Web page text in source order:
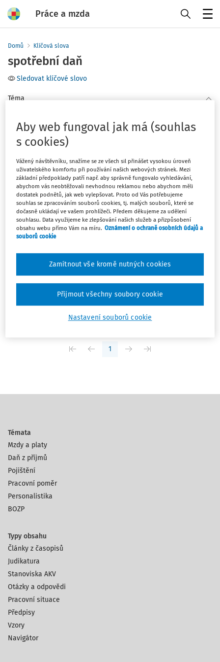
Práce a mzda
Domů Klíčová slova
spotřební daň
Sledovat klíčové slovo
Téma
Filtr
Počet vyhledaných dokumentů:1
Řadit podle:
Nejnovější
Nejstarší
ČLÁNKY
Nařízení vlády č. 347/2019 Sb., o minimální mzdě S
účinností od 1. ledna 2020 se zvyšuje minimální mzda z
13 350 Kč v roce 2019 na 14 600 Kč...
Ing. Matěj Nešleha
/ 4 minuty čtení
1
Témata
Mzdy a platy
Daň z příjmů
Pojištění
Pracovní poměr
Personalistika
BOZP
Typy obsahu
Články z časopisů
Judikatura
Stanoviska AKV
Otázky a odpovědi
Pracovní situace
Předpisy
Vzory
Navigátor
Aby web fungoval jak má (souhlas
s cookies)
Vážený návštěvníku, snažíme se ze všech sil přinášet vysokou úroveň
uživatelského komfortu při používání našich webových stránek. Mezi
základní předpoklady patří např. aby správně fungovalo vyhledávání,
abychom vás neobtěžovali nevhodnou reklamou nebo abychom měli
dostatek podnětů, jak web vylepšovat. Proto od Vás potřebujeme
souhlas se zpracováním souborů cookies, tj. malých souborů, které se
dočasně ukládají ve vašem prohlížeči. Předem děkujeme za udělení
souhlasu. Data využijeme ke zlepšování našich služeb a přizpůsobení
obsahu webu přímo Vám na míru. Oznámení o ochraně osobních údajů a
souborů cookie
Nastavení souborů cookie
Zamítnout vše kromě nutných cookies
Přijmout všechny soubory cookie